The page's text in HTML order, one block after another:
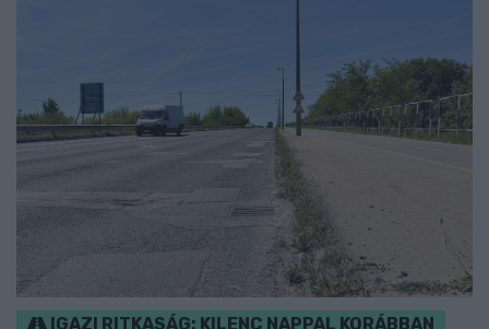
IGAZI RITKASÁG: KILENC NAPPAL KORÁBBAN